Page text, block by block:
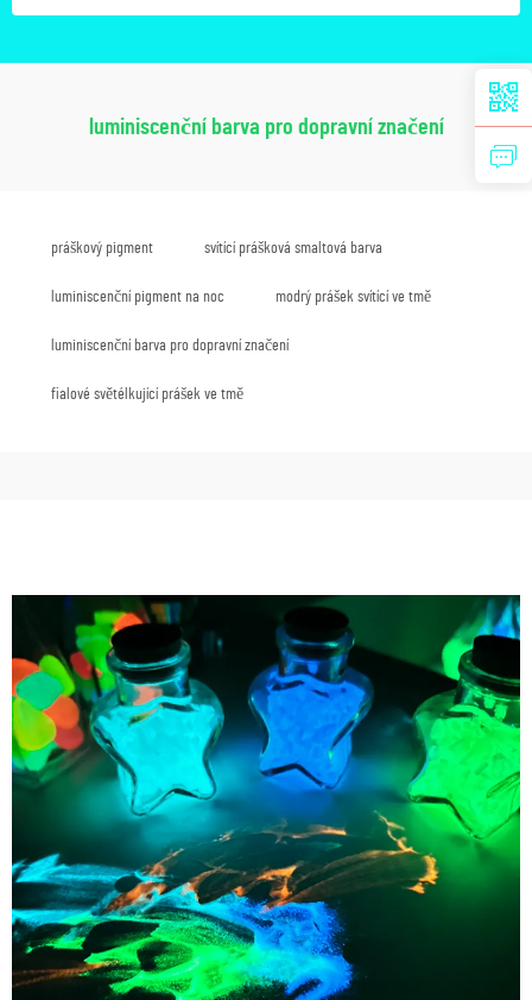
luminiscenční barva pro dopravní značení
práškový pigment svítící prášková smaltová barva
luminiscenční pigment na noc modrý prášek svítící ve tmě
luminiscenční barva pro dopravní značení
fialové světélkující prášek ve tmě